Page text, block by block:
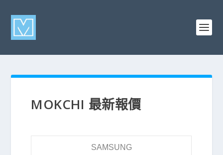
MOKCHI 最新報價
SAMSUNG